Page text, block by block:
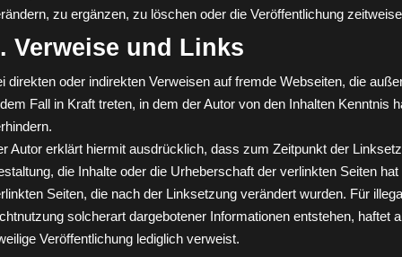
zu ergänzen, zu löschen oder die Veröffentlichung
Verweise und Links
direkten oder indirekten Verweisen auf fremde Webseiten, die
Fall in Kraft treten, in dem der Autor von den Inhalten
Autor erklärt hiermit ausdrücklich, dass zum Zeitpunkt der
die Inhalte oder die Urheberschaft der verlinkten Seiten
Seiten, die nach der Linksetzung verändert wurden. Für
solcherart dargebotener Informationen entstehen, haftet
Veröffentlichung lediglich verweist.